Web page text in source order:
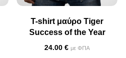
T-shirt μαύρο Tiger
Success of the Year
24.00 € με ΦΠΑ